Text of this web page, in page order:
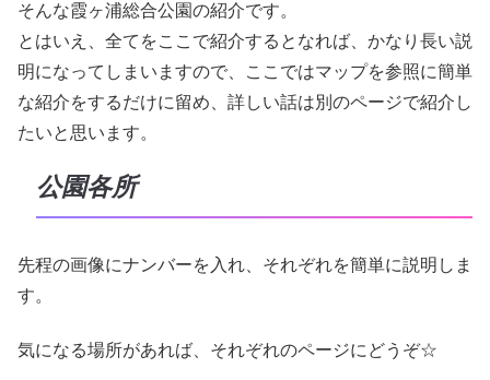
そんな霞ヶ浦総合公園の紹介です。
とはいえ、全てをここで紹介するとなれば、かなり長い説
明になってしまいますので、ここではマップを参照に簡単
な紹介をするだけに留め、詳しい話は別のページで紹介し
たいと思います。
公園各所
先程の画像にナンバーを入れ、それぞれを簡単に説明しま
す。
気になる場所があれば、それぞれのページにどうぞ☆